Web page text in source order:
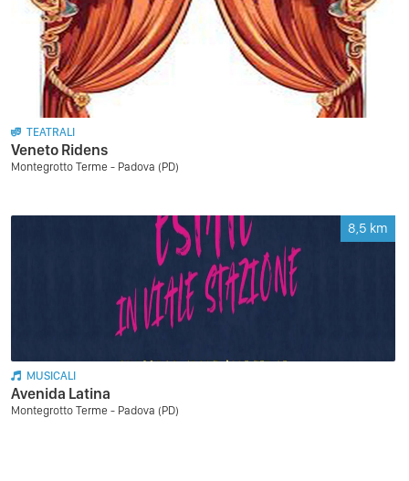
TEATRALI
Veneto Ridens
Montegrotto Terme - Padova (PD)
8,5 km
MUSICALI
Avenida Latina
Montegrotto Terme - Padova (PD)